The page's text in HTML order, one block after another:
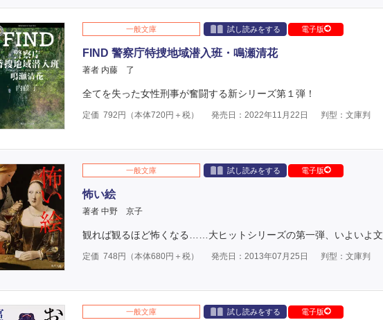
一般文庫 試し読みをする 電子版
FIND 警察庁特捜地域潜入班・鳴瀬清花
著者 内藤 了
全てを失った女性刑事が奮闘する新シリーズ第１弾！
定価 792 円（本体720円＋税） 発売日：2022年11月22日 判型：文庫判
一般文庫 試し読みをする 電子版
怖い絵
著者 中野 京子
観れば観るほど怖くなる……大ヒットシリーズの第一弾、いよいよ
定価 748 円（本体680円＋税） 発売日：2013年07月25日 判型：文庫判
一般文庫 試し読みをする 電子版